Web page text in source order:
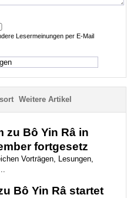
Lesermeinungen per E-Mail
Weitere Artikel
zu Bô Yin Râ in
fortgesetz
Vorträgen, Lesungen,
Bô Yin Râ startet